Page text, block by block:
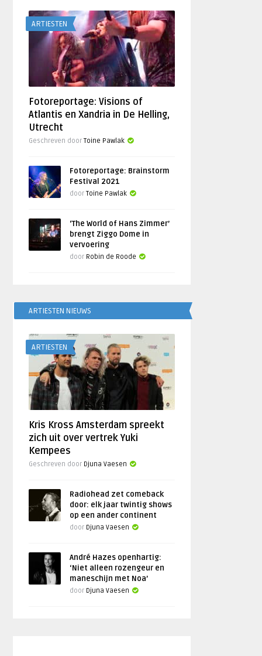
ARTIESTEN
Fotoreportage: Visions of
Atlantis en Xandria in De Helling,
Utrecht
Geschreven doorToine Pawlak
Fotoreportage: Brainstorm
Festival 2021
doorToine Pawlak
‘The World of Hans Zimmer’
brengt Ziggo Dome in
vervoering
door Robin de Roode
ARTIESTEN NIEUWS
ARTIESTEN
Kris Kross Amsterdam spreekt
zich uit over vertrek Yuki
Kempees
Geschreven door Djuna Vaesen
Radiohead zet comeback
door: elk jaar twintig shows
op een ander continent
door Djuna Vaesen
André Hazes openhartig:
‘Niet alleen rozengeur en
maneschijn met Noa’
door Djuna Vaesen